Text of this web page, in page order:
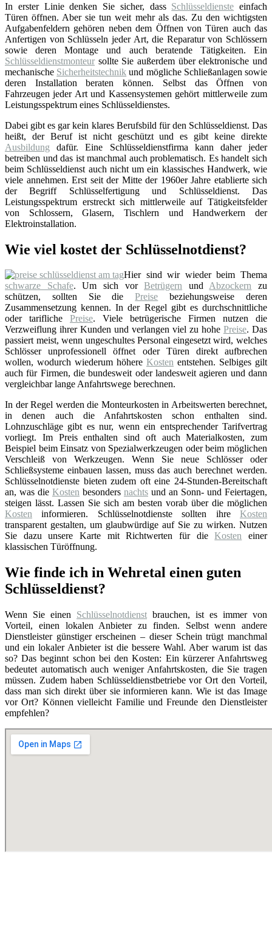
In erster Linie denken Sie sicher, dass Schlüsseldienste einfach
Türen öffnen. Aber sie tun weit mehr als das. Zu den wichtigsten
Aufgabenfeldern gehören neben dem Öffnen von Türen auch das
Anfertigen von Schlüsseln jeder Art, die Reparatur von Schlössern
sowie deren Montage und auch beratende Tätigkeiten. Ein
Schlüsseldienstmonteur sollte Sie außerdem über elektronische und
mechanische Sicherheitstechnik und mögliche Schließanlagen sowie
deren Installation beraten können. Selbst das Öffnen von
Fahrzeugen jeder Art und Kassensystemen gehört mittlerweile zum
Leistungsspektrum eines Schlüsseldienstes.
Dabei gibt es gar kein klares Berufsbild für den Schlüsseldienst. Das
heißt, der Beruf ist nicht geschützt und es gibt keine direkte
Ausbildung dafür. Eine Schlüsseldienstfirma kann daher jeder
betreiben und das ist manchmal auch problematisch. Es handelt sich
beim Schlüsseldienst auch nicht um ein klassisches Handwerk, wie
viele annehmen. Erst seit der Mitte der 1960er Jahre etablierte sich
der Begriff Schlüsselfertigung und Schlüsseldienst. Das
Leistungsspektrum erstreckt sich mittlerweile auf Tätigkeitsfelder
von Schlossern, Glasern, Tischlern und Handwerkern der
Elektroinstallation.
Wie viel kostet der Schlüsselnotdienst?
Hier sind wir wieder beim Thema
schwarze Schafe. Um sich vorBetrügern undAbzockern zu
schützen, sollten Sie diePreise beziehungsweise deren
Zusammensetzung kennen. In der Regel gibt es durchschnittliche
oder tarifliche Preise. Viele betrügerische Firmen nutzen die
Verzweiflung ihrer Kunden und verlangen viel zu hohe Preise. Das
passiert meist, wenn ungeschultes Personal eingesetzt wird, welches
Schlösser unprofessionell öffnet oder Türen direkt aufbrechen
wollen, wodurch wiederum höhere Kosten entstehen. Selbiges gilt
auch für Firmen, die bundesweit oder landesweit agieren und dann
vergleichbar lange Anfahrtswege berechnen.
In der Regel werden die Monteurkosten in Arbeitswerten berechnet,
in denen auch die Anfahrtskosten schon enthalten sind.
Lohnzuschläge gibt es nur, wenn ein entsprechender Tarifvertrag
vorliegt. Im Preis enthalten sind oft auch Materialkosten, zum
Beispiel beim Einsatz von Spezialwerkzeugen oder beim möglichen
Verschleiß von Werkzeugen. Wenn Sie neue Schlösser oder
Schließsysteme einbauen lassen, muss das auch berechnet werden.
Schlüsselnotdienste bieten zudem oft eine 24-Stunden-Bereitschaft
an, was die Kosten besonders nachts und an Sonn- und Feiertagen,
steigen lässt. Lassen Sie sich am besten vorab über die möglichen
Kosten informieren. Schlüsselnotdienste sollten ihre Kosten
transparent gestalten, um glaubwürdige auf Sie zu wirken. Nutzen
Sie dazu unsere Karte mit Richtwerten für dieKosten einer
klassischen Türöffnung.
Wie finde ich in Wehretal einen guten
Schlüsseldienst?
Wenn Sie einen Schlüsselnotdienst brauchen, ist es immer von
Vorteil, einen lokalen Anbieter zu finden. Selbst wenn andere
Dienstleister günstiger erscheinen – dieser Schein trügt manchmal
und ein lokaler Anbieter ist die bessere Wahl. Aber warum ist das
so? Das beginnt schon bei den Kosten: Ein kürzerer Anfahrtsweg
bedeutet automatisch auch weniger Anfahrtskosten, die Sie tragen
müssen. Zudem haben Schlüsseldienstbetriebe vor Ort den Vorteil,
dass man sich direkt über sie informieren kann. Wie ist das Image
vor Ort? Können vielleicht Familie und Freunde den Dienstleister
empfehlen?